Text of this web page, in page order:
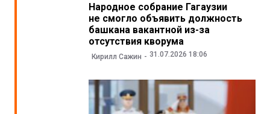
Народное собрание Гагаузии
не смогло объявить должность
башкана вакантной из-за
отсутствия кворума
Кирилл Сажин 31.07.2026 18:06